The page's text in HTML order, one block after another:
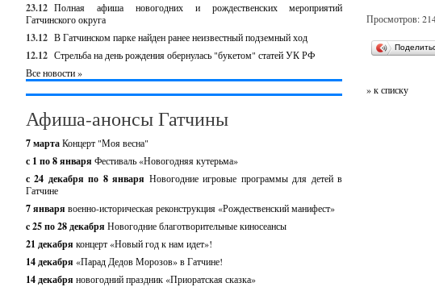
23.12 Полная афиша новогодних и рождественских мероприятий
Гатчинского округа
13.12 В Гатчинском парке найден ранее неизвестный подземный ход
12.12 Стрельба на день рождения обернулась "букетом" статей УК РФ
Все новости »
Афиша-анонсы Гатчины
7 мартаКонцерт "Моя весна"
с 1 по 8 января Фестиваль «Новогодняя кутерьма»
с 24 декабря по 8 января Новогодние игровые программы для детей в
Гатчине
7 января военно-историческая реконструкция «Рождественский манифест»
c 25 по 28 декабря Новогодние благотворительные киносеансы
21 декабря концерт «Новый год к нам идет»!
14 декабря «Парад Дедов Морозов» в Гатчине!
14 декабря новогодний праздник «Приоратская сказка»
Просмотров:
» к списку